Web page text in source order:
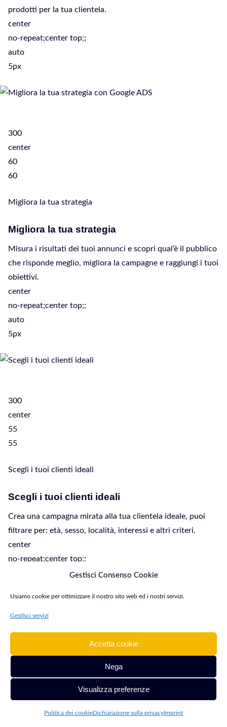
Gestisci Consenso Cookie
Usiamo cookie per ottimizzare il nostro sito web ed i nostri servizi.
Gestisci servizi
Accetta cookie
Nega
Visualizza preferenze
Politica dei cookieDichiarazione sulla privacyImprint
prodotti per la tua clientela.
center
no-repeat;center top;;
auto
5px
300
center
60
60
Migliora la tua strategia
Migliora la tua strategia
Misura i risultati dei tuoi annunci e scopri qual’è il pubblico
che risponde meglio, migliora la campagne e raggiungi i tuoi
obiettivi.
center
no-repeat;center top;;
auto
5px
300
center
55
55
Scegli i tuoi clienti ideali
Scegli i tuoi clienti ideali
Crea una campagna mirata alla tua clientela ideale, puoi
filtrare per: età, sesso, località, interessi e altri criteri.
center
no-repeat;center top;;
Caratteristiche Esperto Facebook ADS Savona
Caratteristiche Campagna Facebook
ADS Savona
content/uploads/2018/08/linea-sottotitolo-gianluca-
gentile.png” width=”” height=”” align=”” stretch=”0″